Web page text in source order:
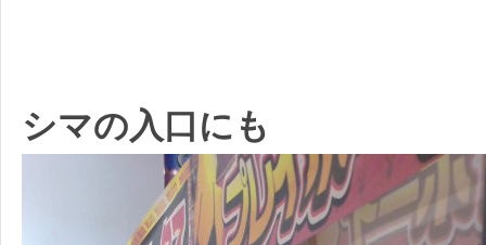
シマの入口にも